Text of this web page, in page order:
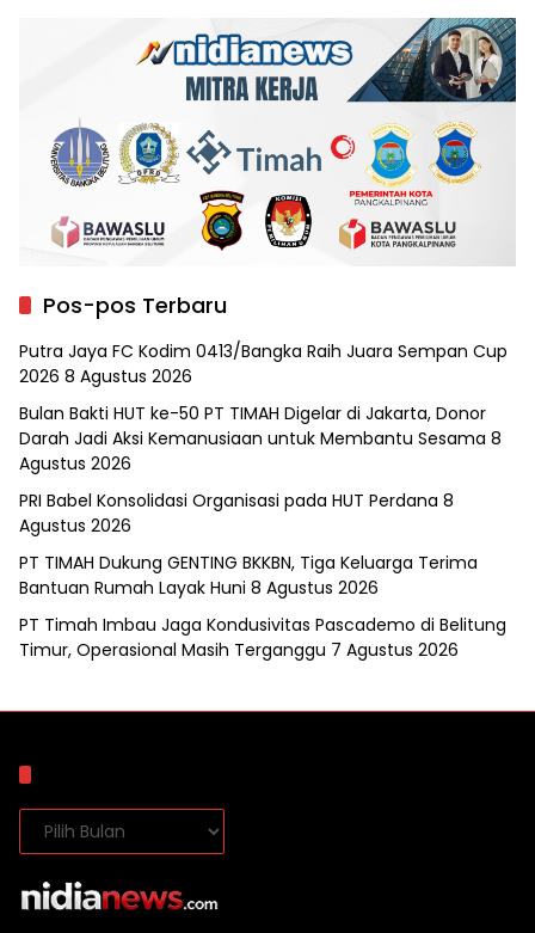
Pos-pos Terbaru
Putra Jaya FC Kodim 0413/Bangka Raih Juara Sempan Cup
2026 8 Agustus 2026
Bulan Bakti HUT ke-50 PT TIMAH Digelar di Jakarta, Donor
Darah Jadi Aksi Kemanusiaan untuk Membantu Sesama 8
Agustus 2026
PRI Babel Konsolidasi Organisasi pada HUT Perdana 8
Agustus 2026
PT TIMAH Dukung GENTING BKKBN, Tiga Keluarga Terima
Bantuan Rumah Layak Huni 8 Agustus 2026
PT Timah Imbau Jaga Kondusivitas Pascademo di Belitung
Timur, Operasional Masih Terganggu 7 Agustus 2026
Arsip